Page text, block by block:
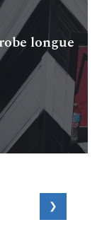
longue